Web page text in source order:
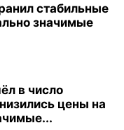
стабильные
значимые
в число
цены на